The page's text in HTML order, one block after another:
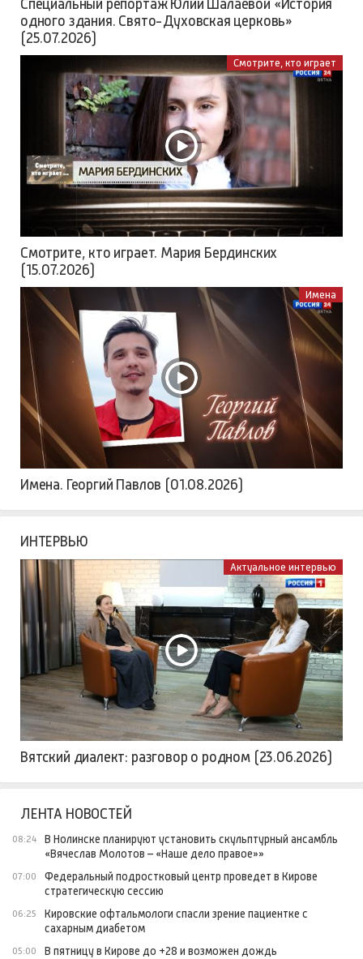
Специальный репортаж Юлии Шалаевой «История
одного здания. Свято-Духовская церковь»
(25.07.2026)
Смотрите, кто играет
Смотрите, кто играет. Мария Бердинских
(15.07.2026)
Имена
Имена. Георгий Павлов (01.08.2026)
ИНТЕРВЬЮ
Актуальное интервью
Вятский диалект: разговор о родном (23.06.2026)
ЛЕНТА НОВОСТЕЙ
08:24
В Нолинске планируют установить скульптурный ансамбль
«Вячеслав Молотов – «Наше дело правое»»
07:00
Федеральный подростковый центр проведет в Кирове
стратегическую сессию
06:25
Кировские офтальмологи спасли зрение пациентке с
сахарным диабетом
05:00 В пятницу в Кирове до +28 и возможен дождь